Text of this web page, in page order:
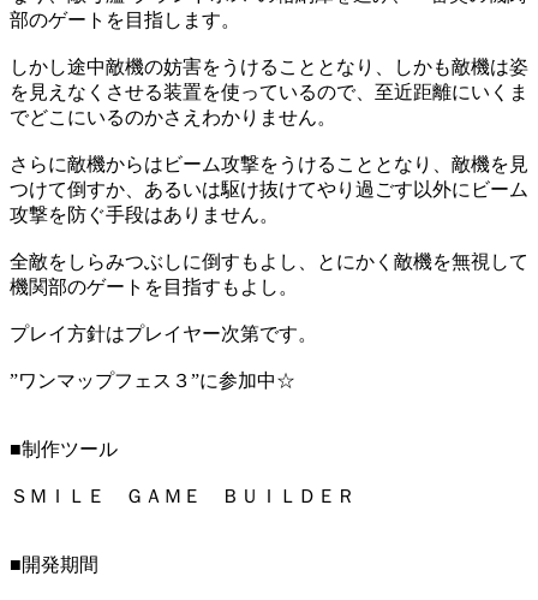
部のゲートを目指します。
しかし途中敵機の妨害をうけることとなり、しかも敵機は姿
を見えなくさせる装置を使っているので、至近距離にいくま
でどこにいるのかさえわかりません。
さらに敵機からはビーム攻撃をうけることとなり、敵機を見
つけて倒すか、あるいは駆け抜けてやり過ごす以外にビーム
攻撃を防ぐ手段はありません。
全敵をしらみつぶしに倒すもよし、とにかく敵機を無視して
機関部のゲートを目指すもよし。
プレイ方針はプレイヤー次第です。
”ワンマップフェス３”に参加中☆
■制作ツール
ＳＭＩＬＥ ＧＡＭＥ ＢＵＩＬＤＥＲ
■開発期間